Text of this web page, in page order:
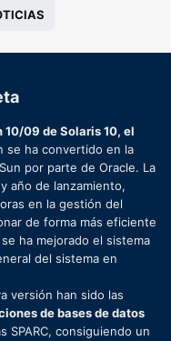
10/09 de Solaris 10, el
se ha convertido en la
por parte de Oracle. La
año de lanzamiento,
en la gestión del
de forma más eficiente
ha mejorado el sistema
del sistema en
versión han sido las
de bases de datos
SPARC, consiguiendo un